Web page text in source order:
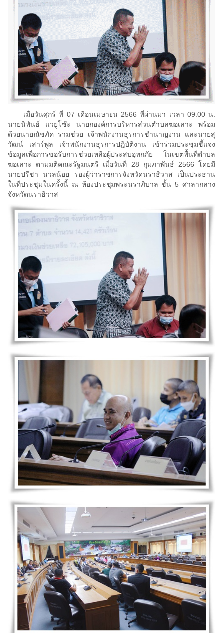
เมื่อวันศุกร์ ที่ 07 เดือนเมษายน 2566 ที่ผ่านมา เวลา 09.00 น.
นายนิพันธ์ แวยูโซ๊ะ นายกองค์การบริหารส่วนตำบลฆอเลาะ พร้อม
ด้วยนายณัชภัค รามช่วย เจ้าพนักงานธุรการชำนาญงาน และนายสุ
วัฒน์ เสาร์พูล เจ้าพนักงานธุรการปฎิบัติงาน เข้าร่วมประชุมชี้แจง
ข้อมูลเพื่อการขอรับการช่วยเหลือผู้ประสบอุทกภัย ในเขตพื้นที่ตำบล
ฆอเลาะ ตามมติคณะรัฐมนตรี เมื่อวันที่ 28 กุมภาพันธ์ 2566 โดยมี
นายปรีชา นวลน้อย รองผู้ว่าราชการจังหวัดนราธิวาส เป็นประธาน
ในที่ประชุมในครั้งนี้ ณ ห้องประชุมพระนราภิบาล ชั้น 5 ศาลากลาง
จังหวัดนราธิวาส